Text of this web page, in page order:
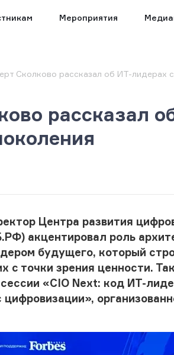
Мероприятия
Сколково рассказал об ИТ-лидерах
рассказал
Центра развития
акцентировал роль
будущего, который
с точки зрения ценности.
ессии «CIO Next: код ИТ-